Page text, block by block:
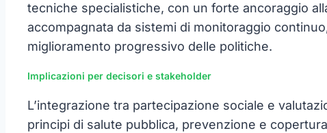
tecniche specialistiche, con un forte ancoraggio
accompagnata da sistemi di monitoraggio
miglioramento progressivo delle politiche.
Implicazioni per decisori e stakeholder
L’integrazione tra partecipazione sociale e
principi di salute pubblica, prevenzione e